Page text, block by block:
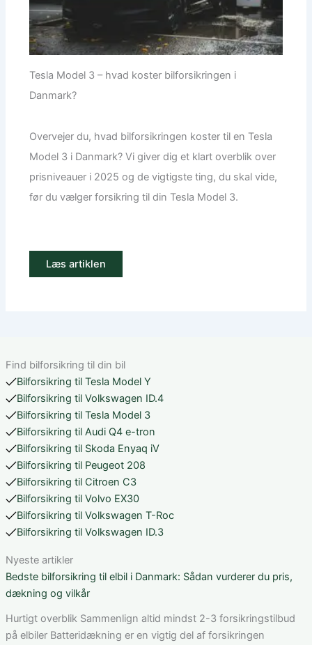
Tesla Model 3 – hvad koster bilforsikringen i
Danmark?
Overvejer du, hvad bilforsikringen koster til en Tesla
Model 3 i Danmark? Vi giver dig et klart overblik over
prisniveauer i 2025 og de vigtigste ting, du skal vide,
før du vælger forsikring til din Tesla Model 3.
Læs artiklen
Find bilforsikring til din bil
Bilforsikring til Tesla Model Y
Bilforsikring til Volkswagen ID.4
Bilforsikring til Tesla Model 3
Bilforsikring til Audi Q4 e-tron
Bilforsikring til Skoda Enyaq iV
Bilforsikring til Peugeot 208
Bilforsikring til Citroen C3
Bilforsikring til Volvo EX30
Bilforsikring til Volkswagen T-Roc
Bilforsikring til Volkswagen ID.3
Nyeste artikler
Bedste bilforsikring til elbil i Danmark: Sådan vurderer du pris,
dækning og vilkår
Hurtigt overblik Sammenlign altid mindst 2-3 forsikringstilbud
på elbiler Batteridækning er en vigtig del af forsikringen